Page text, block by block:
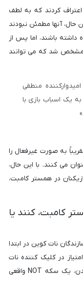
کردند که به لطف
حال، آنها مطمئن نبودند
داشته باشند، اما پس از
مشخص شد که می توانند
منطقی
یک اسباب بازی با
به صورت غیرفعال را
می کنند. با این حال،
در همستر کامبت،
کامبت، کنند یا
نات کوین در ابتدا
در کلیک کننده نات
کوین توکن دریافت کردند. پس از لیست شدن، یک سکه NOT واقعی